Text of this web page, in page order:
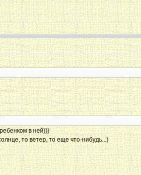
в ней)))
то ветер, то еще что-нибудь...)